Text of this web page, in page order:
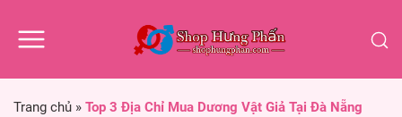
Trang chủ » Top 3 Địa Chỉ Mua Dương Vật Giả Tại Đà Nẵng